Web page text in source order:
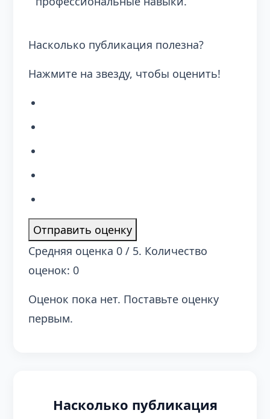
Насколько публикация полезна?
Нажмите на звезду, чтобы оценить!
Отправить оценку
Средняя оценка0 / 5. Количество
оценок:0
Оценок пока нет. Поставьте оценку
первым.
Насколько публикация